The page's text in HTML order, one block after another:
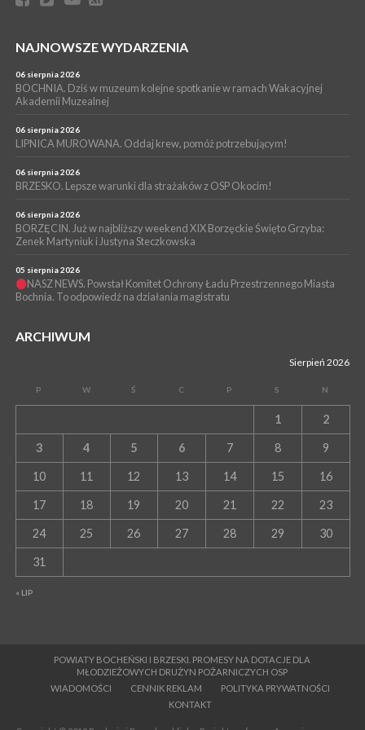
WYDARZENIA
04 sierpnia 2026
BOCHNIA. Kolejny patriotyczny mural na os. Niepodległości.
Tym razem przedstawia Wojciecha Korfantego
NAJNOWSZE WYDARZENIA
06 sierpnia 2026
BOCHNIA. Dziś w muzeum kolejne spotkanie w ramach Wakacyjnej
Akademii Muzealnej
06 sierpnia 2026
LIPNICA MUROWANA. Oddaj krew, pomóż potrzebującym!
06 sierpnia 2026
BRZESKO. Lepsze warunki dla strażaków z OSP Okocim!
06 sierpnia 2026
BORZĘCIN. Już w najbliższy weekend XIX Borzęckie Święto Grzyba:
Zenek Martyniuk i Justyna Steczkowska
05 sierpnia 2026
NASZ NEWS. Powstał Komitet Ochrony Ładu Przestrzennego Miasta
Bochnia. To odpowiedź na działania magistratu
ARCHIWUM
Sierpień 2026
P W Ś C P S N
« LIP
1 2
3 4 5 6 7 8 9
10 11 12 13 14 15 16
17 18 19 20 21 22 23
24 25 26 27 28 29 30
31
POWIATY BOCHEŃSKI I BRZESKI. PROMESY NA DOTACJE DLA
MŁODZIEŻOWYCH DRUŻYN POŻARNICZYCH OSP
WIADOMOŚCI
CENNIK REKLAM
POLITYKA PRYWATNOŚCI
KONTAKT